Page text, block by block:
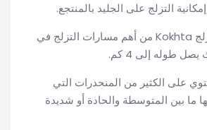
التزلج على الجليد بالمنتجع.
كما يعتبر مسار التزلج Kokhta من أهم مسارات التزلج في
طوله إلى 4 كم.
على الكثير من المنحدرات التي
ما بين المتوسطة والحادة أو شديدة